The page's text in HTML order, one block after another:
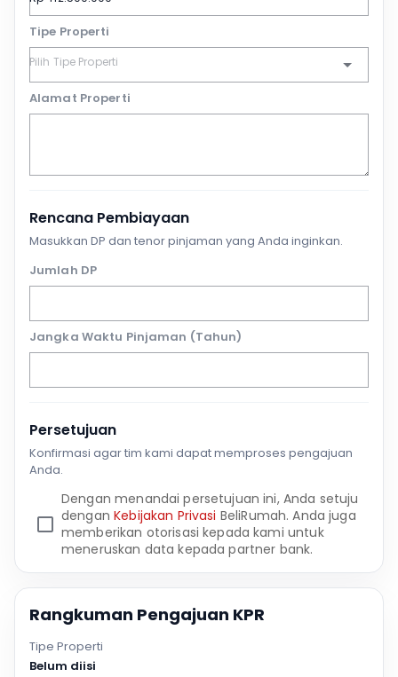
Tipe Properti
Alamat Properti
Rencana Pembiayaan
Masukkan DP dan tenor pinjaman yang Anda inginkan.
Jumlah DP
Jangka Waktu Pinjaman (Tahun)
Persetujuan
Konfirmasi agar tim kami dapat memproses pengajuan
Anda.
Dengan menandai persetujuan ini, Anda setuju
denganKebijakan Privasi BeliRumah. Anda juga
memberikan otorisasi kepada kami untuk
meneruskan data kepada partner bank.
Rangkuman Pengajuan KPR
Tipe Properti
Belum diisi